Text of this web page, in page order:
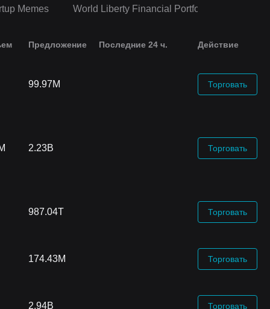
Memes World Liberty Financial Portfolio
Предложение Последние 24 ч. Действие
99.97M Торговать
2.23B Торговать
987.04T Торговать
174.43M Торговать
2.94B Торговать